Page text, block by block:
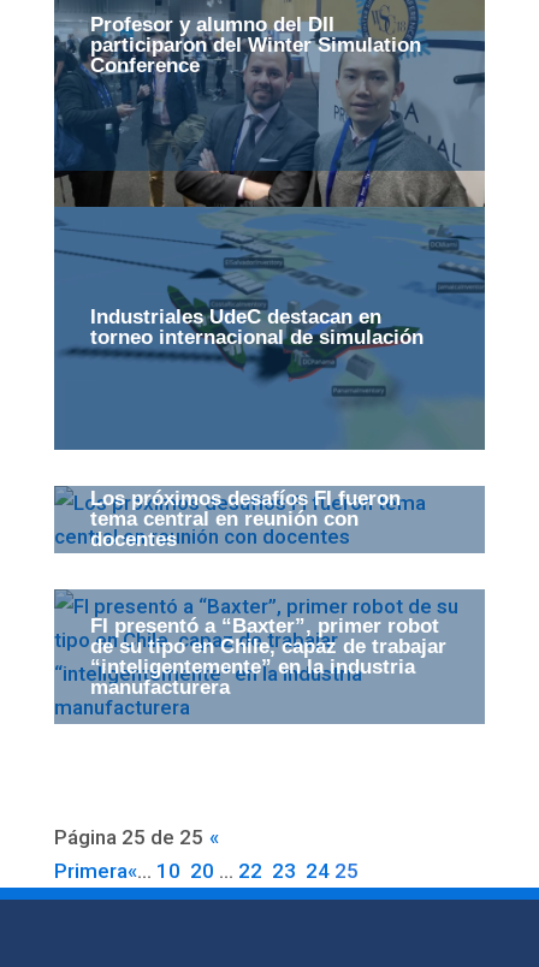
Profesor y alumno del DII
participaron del Winter Simulation
Conference
Industriales UdeC destacan en
torneo internacional de simulación
Los próximos desafíos FI fueron
tema central en reunión con
docentes
​FI presentó a “Baxter”, primer robot
de su tipo en Chile, capaz de trabajar
“inteligentemente” en la industria
manufacturera
Página 25 de 25 «
Primera«... 10 20 ... 22 23 24 25